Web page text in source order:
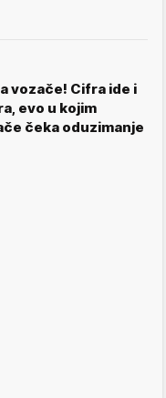
vozače! Cifra ide i
evo u kojim
čeka oduzimanje